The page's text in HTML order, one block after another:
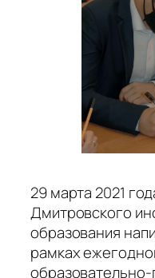
29 марта 2021
Дмитровского
образования
рамках
образовательно-